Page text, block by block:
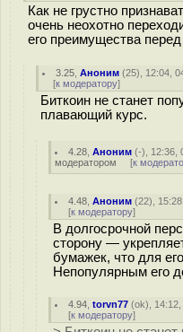
Как не грустно
очень неохотно
его преимущества
3.25 ,Аноним (25), 12:04,
[к модератору]
Биткоин не станет
плавающий курс.
4.28 ,Аноним (-), 12:36,
модератором [к
4.48 ,Аноним (22),
[к модератору]
В долгосрочной
сторону —
бумажек, что для
Непопулярным его
4.94 ,torvn77 (ok),
[к модератору]